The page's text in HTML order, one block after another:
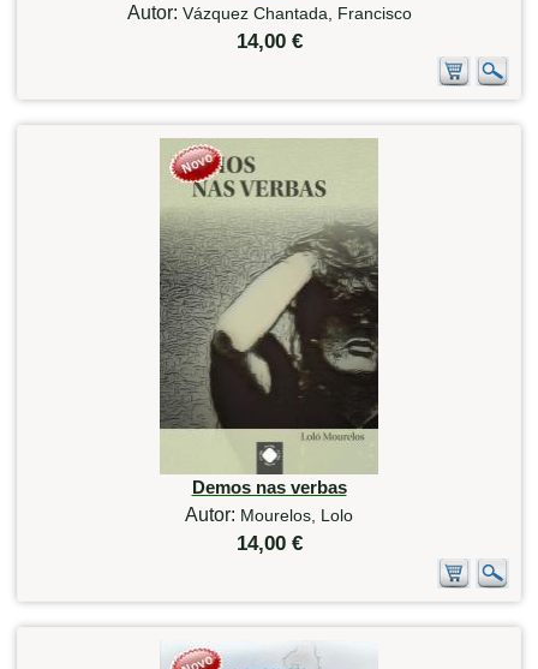
Autor: Vázquez Chantada, Francisco
14,00 €
Demos nas verbas
Autor: Mourelos, Lolo
14,00 €